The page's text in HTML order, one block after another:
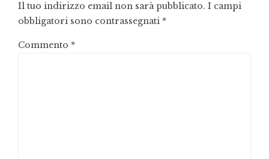
Il tuo indirizzo email non sarà pubblicato. I campi
obbligatori sono contrassegnati *
Commento *